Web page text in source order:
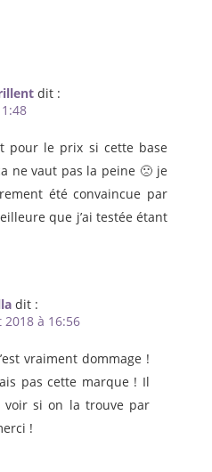
dit :
pour le prix si cette base
ne vaut pas la peine 🙁 je
été convaincue par
que j’ai testée étant
dit :
2018 à 16:56
vraiment dommage !
pas cette marque ! Il
voir si on la trouve par
!